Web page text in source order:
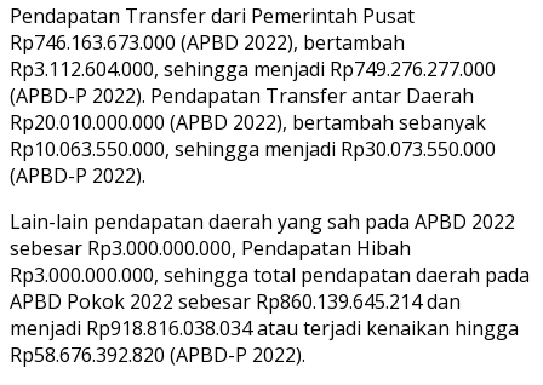
Pendapatan Transfer dari Pemerintah Pusat
Rp746.163.673.000 (APBD 2022), bertambah
Rp3.112.604.000, sehingga menjadi Rp749.276.277.000
(APBD-P 2022). Pendapatan Transfer antar Daerah
Rp20.010.000.000 (APBD 2022), bertambah sebanyak
Rp10.063.550.000, sehingga menjadi Rp30.073.550.000
(APBD-P 2022).
Lain-lain pendapatan daerah yang sah pada APBD 2022
sebesar Rp3.000.000.000, Pendapatan Hibah
Rp3.000.000.000, sehingga total pendapatan daerah pada
APBD Pokok 2022 sebesar Rp860.139.645.214 dan
menjadi Rp918.816.038.034 atau terjadi kenaikan hingga
Rp58.676.392.820 (APBD-P 2022).